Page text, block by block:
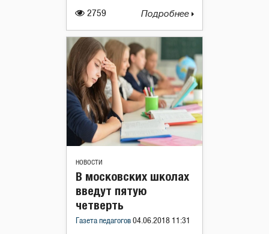
2759 Подробнее
НОВОСТИ
В московских школах
введут пятую
четверть
Газета педагогов 04.06.2018 11:31